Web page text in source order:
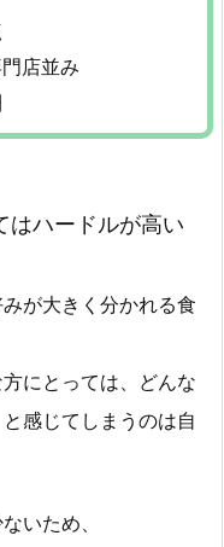
店並み
はハードルが高い
が大きく分かれる食
にとっては、どんな
感じてしまうのは自
いため、